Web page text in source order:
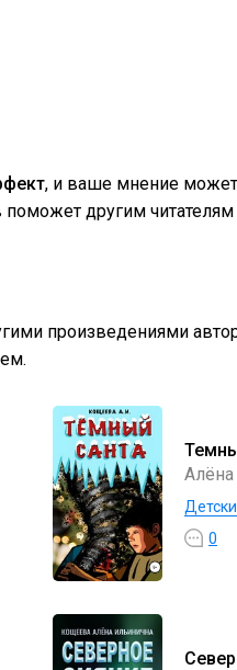
, и ваше мнение
другим
произведениями
0